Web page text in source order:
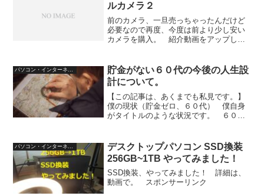
ルカメラ２
前のカメラ、一旦売っちゃったんだけど
必要なので再度、今度は前より少し安い
カメラを購入。 紹介動画をアップしま
パソコン・インターネット
貯金がない６０代の今後の人生設
計について。
【この記事は、あくまでも私見です。】
僕の現状（貯金ゼロ、６０代） 僕自身
がタイトルのような状況です。 ６０代
ね。 老齢年金の支給される予定額は、
月に３万円ほどです。 現在...
デスクトップパソコン SSD換装
256GB~1TB やってみました！
SSD換装、やってみました！ 詳細は、
動画で。 スポンサーリンク